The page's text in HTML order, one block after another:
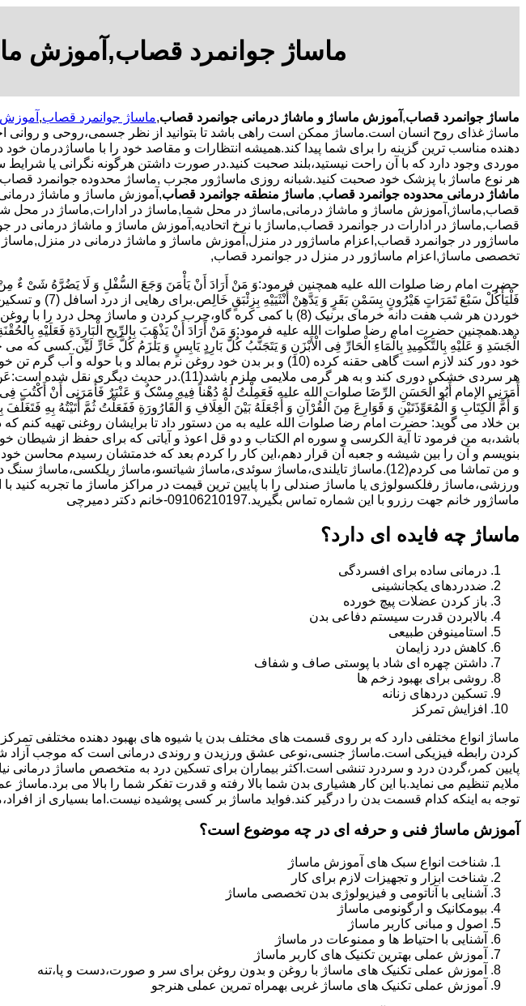
ماساژ جوانمرد قصاب,آموزش
ماساژ جوانمرد قصاب, آموزش ماساژ و ماشاژ درمانی جوانمرد قصاب,ماساژ جوانمرد قصاب, آموزش
ماساژ غذای روح انسان است.ماساژ ممکن است راهی باشد تا بتوانید از نظر جسمی،روحی و روانی
دهنده مناسب ترین گزینه را برای شما پیدا کند.همیشه انتظارات و مقاصد خود را با ماساژدرمان خود
موردی وجود دارد که با آن راحت نیستید،بلند صحبت کنید.در صورت داشتن هرگونه نگرانی یا شرایط
هر نوع ماساژ با پزشک خود صحبت کنید.شبانه روزی ماساژور مجرب ,ماساژ محدوده جوانمرد
ماشاژ درمانی محدوده جوانمرد قصاب, ماساژ منطقه جوانمرد قصاب,آموزش ماساژ و ماشاژ
قصاب,ماساژ,آموزش ماساژ و ماشاژ درمانی,ماساژ در محل شما,ماساژ در ادارات,ماساژ در محل
قصاب,ماساژ در ادارات در جوانمرد قصاب,ماساژ با نرخ اتحادیه,آموزش ماساژ و ماشاژ درمانی در
ماساژور در جوانمرد قصاب,اعزام ماساژور در منزل,آموزش ماساژ و ماشاژ درمانی در منزل,ماساژ
تخصصی ماساژ,اعزام ماساژور در منزل در جوانمرد قصاب,
حضرت امام رضا صلوات الله علیه همچنین فرمود:وَ مَنْ أَرَادَ أَنْ یَأْمَنَ وَجَعَ السُّفْلِ وَ لَا یَضُرَّهُ شَیْ ءٌ مِنْ
فَلْیَأْکُلْ سَبْعَ تَمَرَاتٍ هَیْرُونٍ بِسَمْنِ بَقَرٍ
دهد.همچنین حضرت امام رضا صلوات الله علیه فرمود:وَ مَنْ أَرَادَ أَنْ یَذْهَبَ بِالرِّیحِ الْبَارِدَةِ فَعَلَیْهِ بِالْحُقْنَةِ
الْجَسَدِ وَ عَلَیْهِ بِالتَّکْمِیدِ بِالْمَاءِ الْحَارِّ فِی الْأَبْزَنِ وَ یَتَجَنَّبُ کُلَّ بَارِدٍ یَابِسٍ وَ یَلْزَمُ کُلَّ حَارٍّ لَیِّن.کسی که می
خود دور کند لازم است گاهی حقنه کرده (10) و بر بدن خود روغن نرم بمالد و با حوله و
هر سردی خشکی دوری کند و به هر گرمی ملایمی ملزم باشد(11).در
أَمَرَنِی الإمام أَبُو الْحَسَنِ الرِّضَا صلوات الله علیه فَعَمِلْتُ لَهُ دُهْناً فِیهِ مِسْکٌ وَ عَنْبَرٌ فَأَمَرَنِی أَنْ
وَ أُمَّ الْکِتَابِ وَ الْمُعَوِّذَتَیْنِ وَ قَوَارِعَ مِنَ الْقُرْآنِ وَ أَجْعَلَهُ بَیْنَ الْغِلَافِ وَ الْقَارُورَةِ فَفَعَلْتُ ثُمَّ أَتَیْتُهُ بِهِ فَتَغَلَّفَ
بن خلاد می گوید: حضرت امام رضا صلوات الله علیه به من دستور داد تا برایشان روغنى تهیه کنم
باشد،به من فرمود تا آیة الکرسى و سوره ام الکتاب و دو قل اعوذ و آیاتى که براى حفظ از
بنویسم و آن را بین شیشه و جعبه آن قرار دهم،این کار را کردم بعد که خدمتشان رسیدم محاسن
و من تماشا می کردم(12).ماساژ تایلندی،ماساژ سوئدی،ماساژ شیاتسو،ماساژ ریلکسی،ماساژ
ورزشی،ماساژ رفلکسولوژی یا ماساژ صندلی را با پایین ترین قیمت در مراکز ماساژ ما تجربه
ماساژور خانم جهت رزرو با این شماره تماس بگیرید.09106210197-خانم دکتر دمیرچی
ماساژ چه فایده ای دارد؟
درمانی ساده برای افسردگی
ضددردهای یکجانشینی
باز کردن عضلات پیچ خورده
بالابردن قدرت سیستم دفاعی بدن
استامینوفن طبیعی
کاهش درد زایمان
داشتن چهره ای شاد با پوستی صاف و شفاف
روشی برای بهبود زخم ها
تسکین دردهای زنانه
افزایش تمرکز
ماساژ انواع مختلفی دارد که بر روی قسمت های مختلف بدن یا شیوه های بهبود دهنده مختلفی
کردن رابطه فیزیکی است.ماساژ جنسی،نوعی عشق ورزیدن و روندی درمانی است که موجب آزاد
پایین کمر،گردن درد و سردرد تنشی است.اکثر بیماران برای تسکین درد به متخصص ماساژ درمانی
ملایم تنظیم می نماید.با این کار هشیاری بدن شما بالا رفته و قدرت تفکر شما را بالا می
توجه به اینکه کدام قسمت بدن را درگیر کند.فواید ماساژ بر کسی پوشیده نیست.اما بسیاری از
آموزش ماساژ فنی و حرفه ای در چه موضوع است؟
شناخت انواع سبک های آموزش ماساژ
شناخت ابزار و تجهیزات لازم برای کار
آشنایی با آناتومی و فیزیولوژی بدن تخصصی ماساژ
بیومکانیک و ارگونومی ماساژ
اصول و مبانی کاربر ماساژ
آشنایی با احتیاط ها و ممنوعات در ماساژ
آموزش عملی بهترین تکنیک های کاربر ماساژ
آموزش عملی تکنیک های ماساژ با روغن و بدون روغن برای سر و صورت،دست و پا،تنه
آموزش عملی تکنیک های ماساژ غربی بهمراه تمرین عملی هنرجو